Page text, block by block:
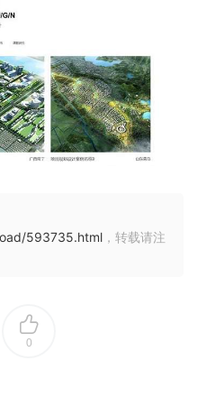
593735.html ，转载请注
0